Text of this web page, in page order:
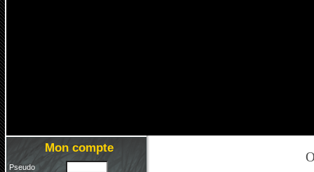
Mon compte
Pseudo